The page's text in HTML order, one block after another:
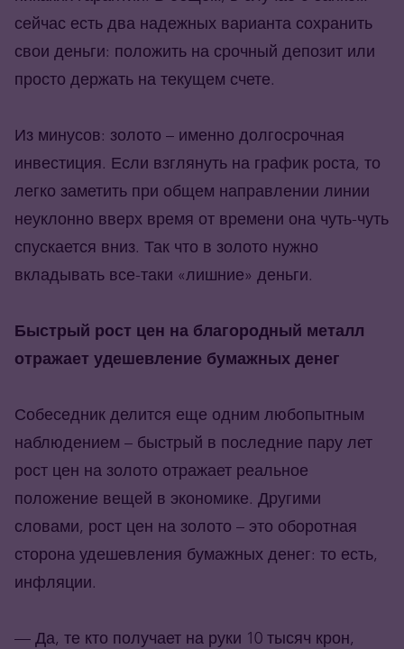
сейчас есть два надежных варианта сохранить
свои деньги: положить на срочный депозит или
просто держать на текущем счете.
Из минусов: золото – именно долгосрочная
инвестиция. Если взглянуть на график роста, то
легко заметить при общем направлении линии
неуклонно вверх время от времени она чуть-чуть
спускается вниз. Так что в золото нужно
вкладывать все-таки «лишние» деньги.
Быстрый рост цен на благородный металл
отражает удешевление бумажных денег
Собеседник делится еще одним любопытным
наблюдением – быстрый в последние пару лет
рост цен на золото отражает реальное
положение вещей в экономике. Другими
словами, рост цен на золото – это оборотная
сторона удешевления бумажных денег: то есть,
инфляции.
— Да, те кто получает на руки 10 тысяч крон,